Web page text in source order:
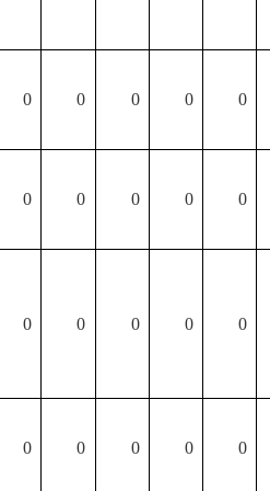
0 0 0 0 0
0 0 0 0 0
0 0 0 0 0
0 0 0 0 0